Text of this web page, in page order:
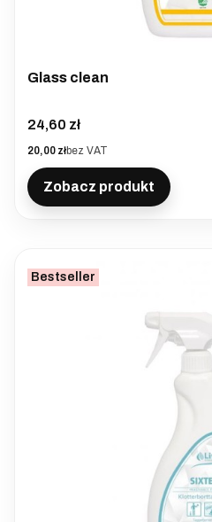
Glass clean
Cena
24,60 zł
Cena
20,00 złbez VAT
Zobacz produkt
Bestseller